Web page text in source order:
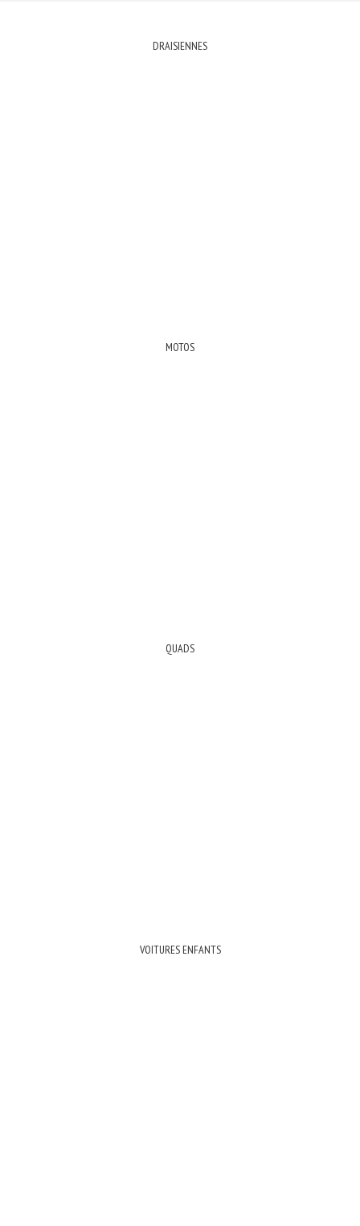
DRAISIENNES
MOTOS
QUADS
VOITURES ENFANTS